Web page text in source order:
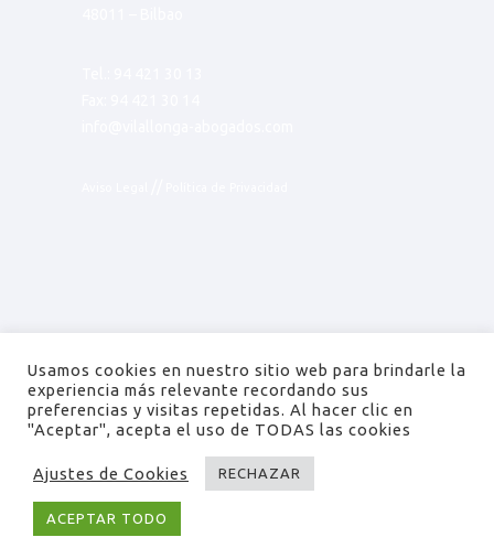
© Vilallonga Abogados, 2026. All
Rights Reserved. Designed by
Usamos cookies en nuestro sitio web para brindarle la
experiencia más relevante recordando sus
preferencias y visitas repetidas. Al hacer clic en
"Aceptar", acepta el uso de TODAS las cookies
Ajustes de Cookies RECHAZAR
ACEPTAR TODO